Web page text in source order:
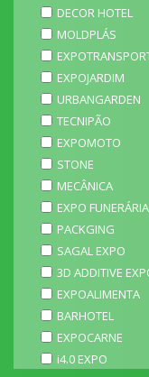
DECOR HOTEL
MOLDPLÁS
EXPOJARDIM
URBANGARDEN
TECNIPÃO
EXPOMOTO
STONE
MECÂNICA
EXPO FUNERÁRIA
PACKGING
SAGAL EXPO
3D ADDITIVE
EXPOALIMENTA
BARHOTEL
EXPOCARNE
i4.0 EXPO